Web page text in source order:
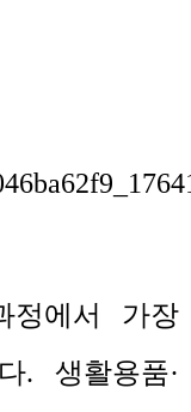
정에서 가장
. 생활용품·